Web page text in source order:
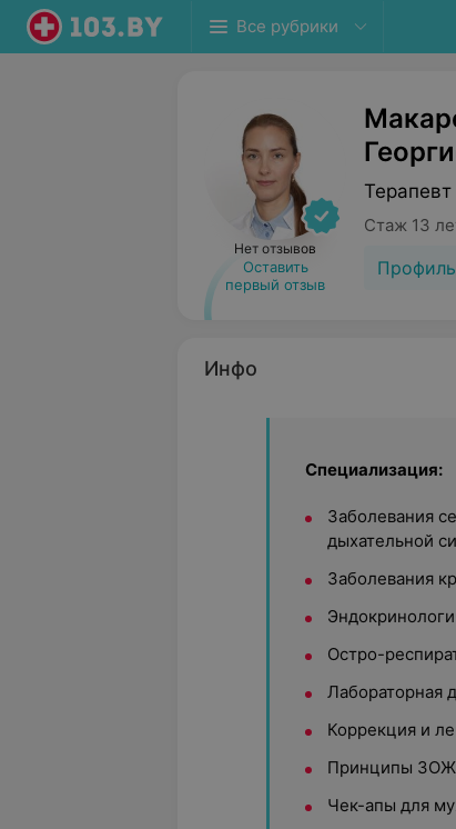
Все рубрики
Нет отзывов
Оставить
первый отзыв
Терапевт
Стаж 13
Инфо
Специализация:
Заболевания
дыхательной
Заболевания
Остро-
Лабораторная
Коррекция и
Принципы ЗОЖ
Чек-апы для